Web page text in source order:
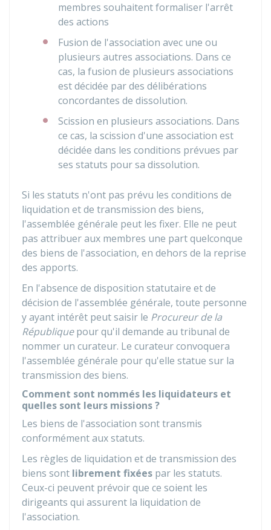
membres souhaitent formaliser l'arrêt
des actions
Fusion de l'association avec une ou
plusieurs autres associations. Dans ce
cas, la fusion de plusieurs associations
est décidée par des délibérations
concordantes de dissolution.
Scission en plusieurs associations. Dans
ce cas, la scission d'une association est
décidée dans les conditions prévues par
ses statuts pour sa dissolution.
Si les statuts n'ont pas prévu les conditions de
liquidation et de transmission des biens,
l'assemblée générale peut les fixer. Elle ne peut
pas attribuer aux membres une part quelconque
des biens de l'association, en dehors de la reprise
des apports.
En l'absence de disposition statutaire et de
décision de l'assemblée générale, toute personne
y ayant intérêt peut saisir le Procureur de la
Républiquepour qu'il demande au tribunal de
nommer un curateur. Le curateur convoquera
l'assemblée générale pour qu'elle statue sur la
transmission des biens.
Comment sont nommés les liquidateurs et
quelles sont leurs missions ?
Les biens de l'association sont transmis
conformément aux statuts.
Les règles de liquidation et de transmission des
biens sont librement fixées par les statuts.
Ceux-ci peuvent prévoir que ce soient les
dirigeants qui assurent la liquidation de
l'association.